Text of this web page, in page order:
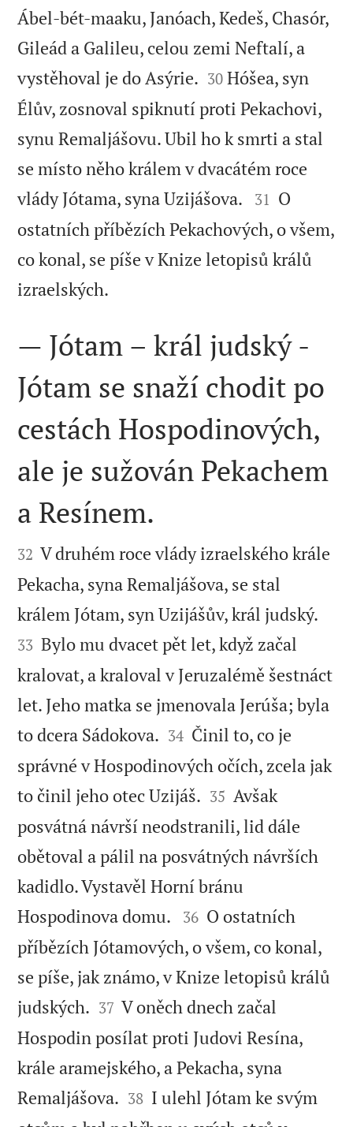
Ábel-bét-maaku, Janóach, Kedeš, Chasór,
Gileád a Galileu, celou zemi Neftalí, a
vystěhoval je do Asýrie. 

30 Hóšea, syn
Élův, zosnoval spiknutí proti Pekachovi,
synu Remaljášovu. Ubil ho k smrti a stal
se místo něho králem v dvacátém roce
vlády Jótama, syna Uzijášova. 

31 O
ostatních příbězích Pekachových, o všem,
co konal, se píše v Knize letopisů králů
izraelských.

— Jótam – král judský -
Jótam se snaží chodit po
cestách Hospodinových,
ale je sužován Pekachem
a Resínem.

32 V druhém roce vlády izraelského krále
Pekacha, syna Remaljášova, se stal
králem Jótam, syn Uzijášův, král judský.
33 Bylo mu dvacet pět let, když začal
kralovat, a kraloval v Jeruzalémě šestnáct
let. Jeho matka se jmenovala Jerúša; byla
to dcera Sádokova. 

34 Činil to, co je
správné v Hospodinových očích, zcela jak
to činil jeho otec Uzijáš. 

35 Avšak
posvátná návrší neodstranili, lid dále
obětoval a pálil na posvátných návrších
kadidlo. Vystavěl Horní bránu
Hospodinova domu. 

36 O ostatních
příbězích Jótamových, o všem, co konal,
se píše, jak známo, v Knize letopisů králů
judských. 

37 V oněch dnech začal
Hospodin posílat proti Judovi Resína,
krále aramejského, a Pekacha, syna
Remaljášova. 

38 I ulehl Jótam ke svým